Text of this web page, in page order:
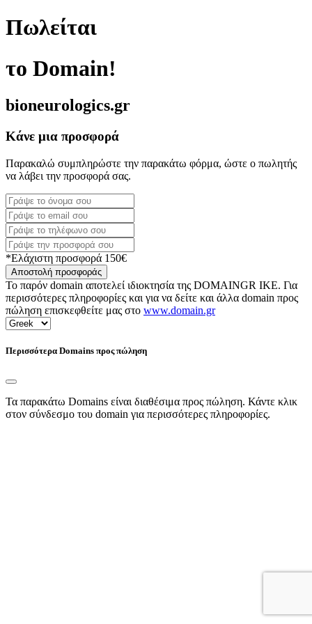
Πωλείται
το Domain!
bioneurologics.gr
Κάνε μια προσφορά
Παρακαλώ συμπληρώστε την παρακάτω φόρμα, ώστε ο πωλητής
να λάβει την προσφορά σας.
*Ελάχιστη προσφορά 150€
Αποστολή προσφοράς
Το παρόν domain αποτελεί ιδιοκτησία της DOMAINGR ΙΚΕ. Για
περισσότερες πληροφορίες και για να δείτε και άλλα domain προς
πώληση επισκεφθείτε μας στο www.domain.gr
Περισσότερα Domains προς πώληση
Τα παρακάτω Domains είναι διαθέσιμα προς πώληση. Κάντε κλικ
στον σύνδεσμο του domain για περισσότερες πληροφορίες.